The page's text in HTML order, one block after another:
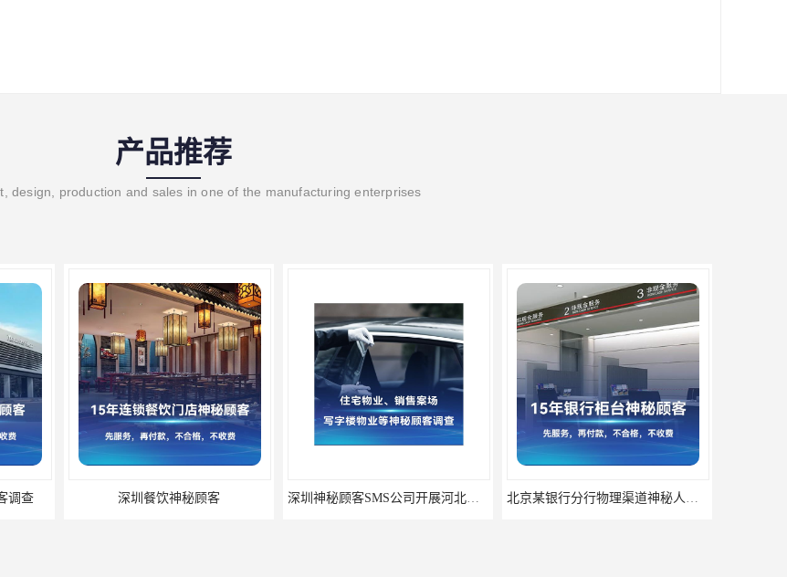
产品推荐
design, production and sales in one of the manufacturing enterprises
调查 深圳餐饮神秘顾客 深圳神秘顾客SMS公司开展河北专卖店神秘顾客调查的作用 北京某银行分行物理渠道神秘人检查服务质量